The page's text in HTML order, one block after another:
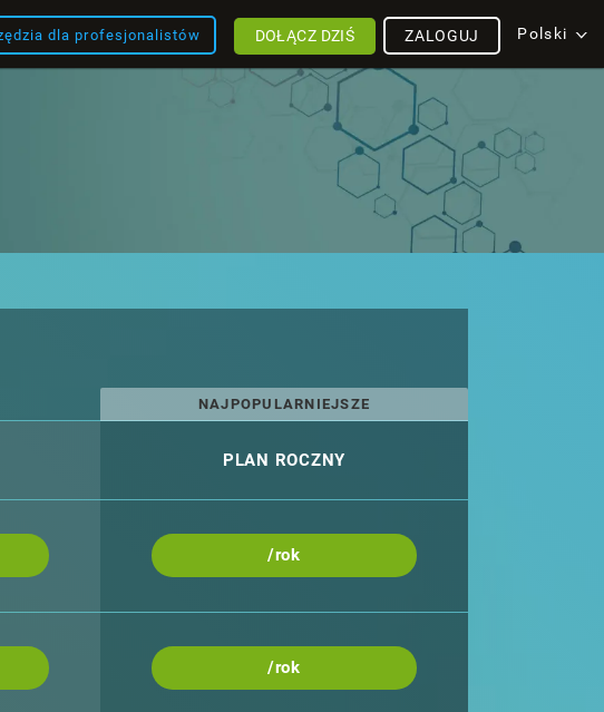
dla profesjonalistów Polski
ZALOGUJ
DOŁĄCZ DZIŚ
NAJPOPULARNIEJSZE
PLAN ROCZNY
/rok
/rok